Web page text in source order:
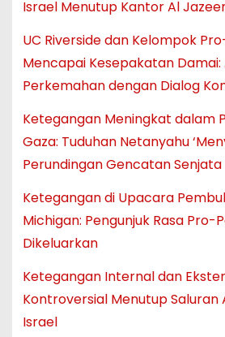
Israel Menutup Kantor Al
UC Riverside dan Kelompok
Mencapai Kesepakatan Damai:
Perkemahan dengan Dialog
Ketegangan Meningkat dalam
Gaza: Tuduhan Netanyahu
Perundingan Gencatan Senjata
Ketegangan di Upacara
Michigan: Pengunjuk Rasa Pro-
Dikeluarkan
Ketegangan Internal dan
Kontroversial Menutup Saluran
Israel